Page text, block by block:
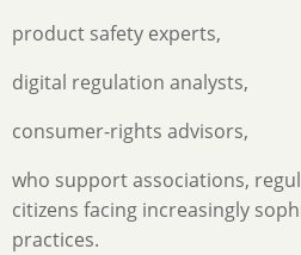
product safety experts,
digital regulation analysts,
consumer-rights advisors,
who support associations,
citizens facing increasingly
practices.